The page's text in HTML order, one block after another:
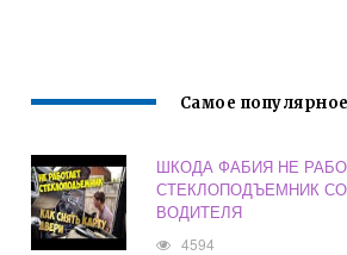
Самое
ШКОДА ФАБИЯ НЕ
СТЕКЛОПОДЪЕМНИК
ВОДИТЕЛЯ
4594